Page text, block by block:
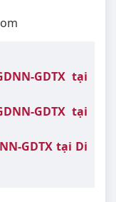
GDTX tại
GDTX tại
GDTX tại Di